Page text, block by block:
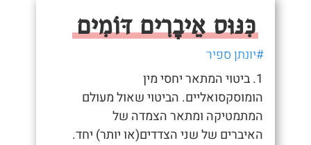
כִּנּוּס אֵיבָרִים דּוֹמִים
#יונתן ספיר
1. ביטוי המתאר יחסי מין
הומוסקסואליים. הביטוי שאול מעולם
המתמטיקה ומתאר הצמדה של
האיברים של שני הצדדים(או יותר) יחד.